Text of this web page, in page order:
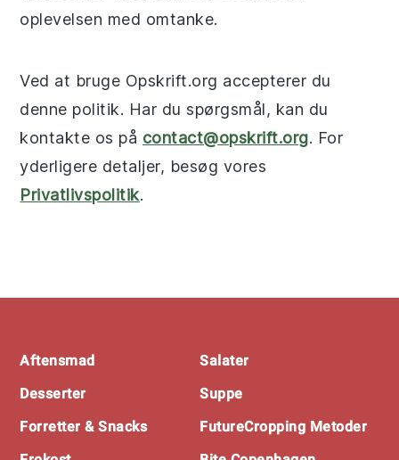
oplevelsen med omtanke.
Ved at bruge Opskrift.org accepterer du
denne politik. Har du spørgsmål, kan du
kontakte os på contact@opskrift.org. For
yderligere detaljer, besøg vores
Privatlivspolitik.
Aftensmad
Desserter
Forretter & Snacks
Salater
Suppe
FutureCropping Metoder